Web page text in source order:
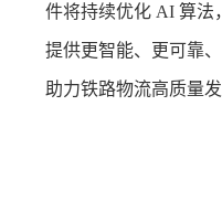
件将持续优化 AI 算法
提供更智能、更可靠
助力铁路物流高质量发